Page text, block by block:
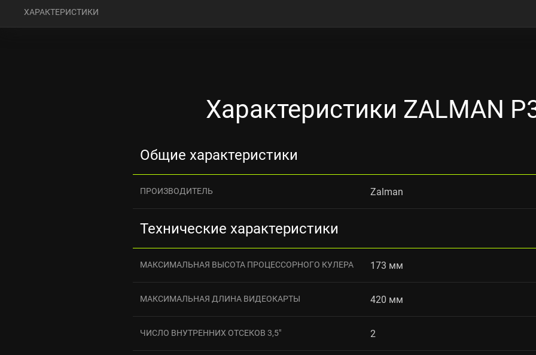
ХАРАКТЕРИСТИКИ
Характеристики ZALMAN
Общие характеристики
ПРОИЗВОДИТЕЛЬ Zalman
Технические характеристики
МАКСИМАЛЬНАЯ ВЫСОТА ПРОЦЕССОРНОГО КУЛЕРА 173 мм
МАКСИМАЛЬНАЯ ДЛИНА ВИДЕОКАРТЫ 420 мм
ЧИСЛО ВНУТРЕННИХ ОТСЕКОВ 3,5" 2